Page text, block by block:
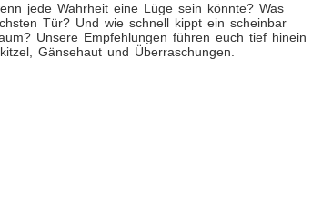
jede Wahrheit eine Lüge sein könnte? Was
Tür? Und wie schnell kippt ein scheinbar
Unsere Empfehlungen führen euch tief hinein
Gänsehaut und Überraschungen.